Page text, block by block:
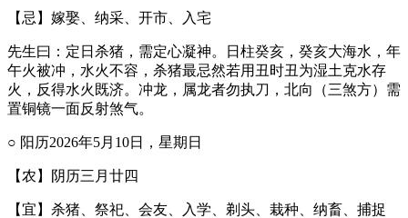
【忌】嫁娶、纳采、开市、入宅
先生曰：定日杀猪，需定心凝神。日柱癸亥，癸亥大海水，年
午火被冲，水火不容，杀猪最忌然若用丑时丑为湿土克水存
火，反得水火既济。冲龙，属龙者勿执刀，北向（三煞方）需
置铜镜一面反射煞气。
○ 阳历2026年5月10日，星期日
【农】阴历三月廿四
【宜】杀猪、祭祀、会友、入学、剃头、栽种、纳畜、捕捉